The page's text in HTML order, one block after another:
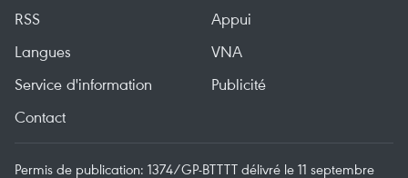
RSS
Appui
Langues
VNA
Service d'information
Publicité
Contact
Permis de publication: 1374/GP-BTTTT délivré le 11 septembre